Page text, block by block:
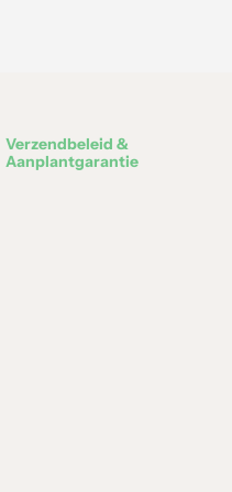
Verzendbeleid &
Aanplantgarantie